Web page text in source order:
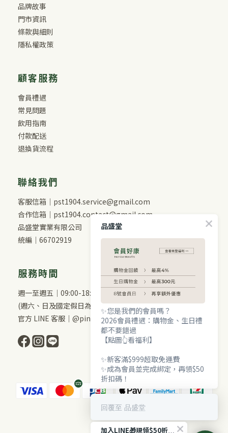
品牌故事
門市資訊
條款與細則
隱私權政策
顧客服務
會員禮遇
常見問題
飲用指南
付款配送
退換貨流程
聯絡我們
客服信箱｜pst1904.service@gmail.com
合作信箱｜pst1904.contact@gmail.com
品盛堂實業有限公司
統編｜66702919
服務時間
週一至週五｜09:00-18:00
(週六、日及國定假日為休息日)
官方 LINE 客服｜@pinshengtang
品盛堂
✨您是我們的會員嗎？
2026會員禮遇：購物金、生日禮
都不要錯過
【點圖👆看福利】
✨新客滿$999超取免運費
✨成為會員並完成綁定，再領$50
折扣碼！
回覆至 品盛堂
加入LINE🎁現領$50折扣！